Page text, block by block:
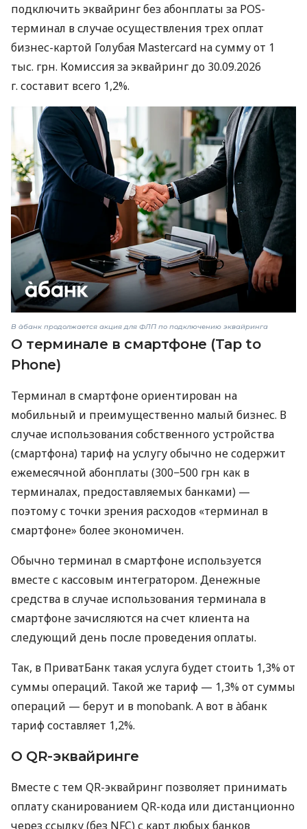
подключить эквайринг без абонплаты за POS-
терминал в случае осуществления трех оплат
бизнес-картой Голубая Mastercard на сумму от 1
тыс. грн. Комиссия за эквайринг до 30.09.2026
г. составит всего 1,2%.
В àбанк продолжается акция для ФЛП по подключению эквайринга
О терминале в смартфоне (Tap to
Phone)
Терминал в смартфоне ориентирован на
мобильный и преимущественно малый бизнес. В
случае использования собственного устройства
(смартфона) тариф на услугу обычно не содержит
ежемесячной абонплаты (300−500 грн как в
терминалах, предоставляемых банками) —
поэтому с точки зрения расходов «терминал в
смартфоне» более экономичен.
Обычно терминал в смартфоне используется
вместе с кассовым интегратором. Денежные
средства в случае использования терминала в
смартфоне зачисляются на счет клиента на
следующий день после проведения оплаты.
Так, в ПриватБанк такая услуга будет стоить 1,3% от
суммы операций. Такой же тариф — 1,3% от суммы
операций — берут и в monobank. А вот в àбанк
тариф составляет 1,2%.
О QR-эквайринге
Вместе с тем QR-эквайринг позволяет принимать
оплату сканированием QR-кода или дистанционно
через ссылку (без NFC) с карт любых банков